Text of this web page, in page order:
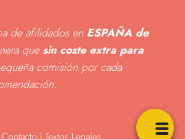
de afilidados en ESPAÑA de
que sin coste extra para
comisión por cada
Contacto | Textos Legales